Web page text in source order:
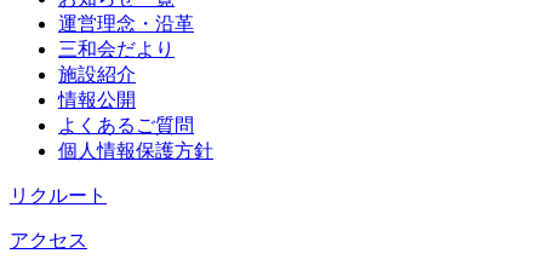
運営理念・沿革
三和会だより
施設紹介
情報公開
よくあるご質問
個人情報保護方針
リクルート
アクセス